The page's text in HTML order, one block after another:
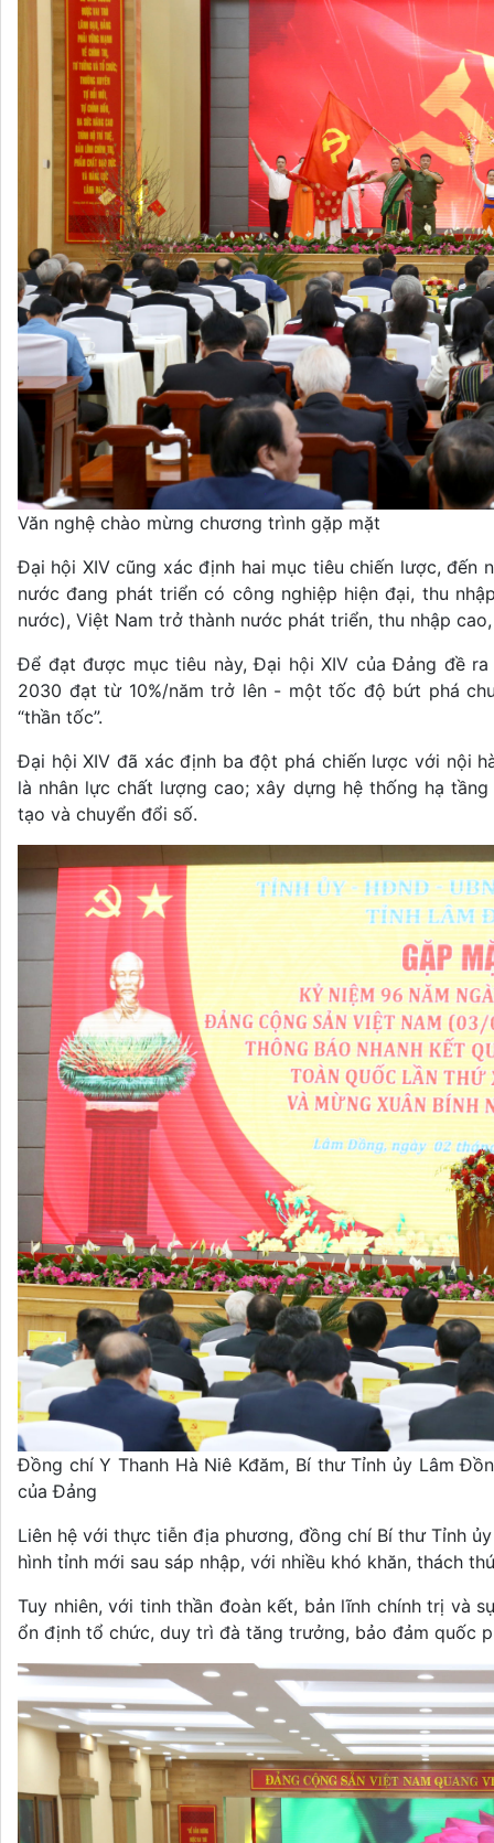
Văn nghệ chào mừng chương trình gặp mặt
Đại hội XIV cũng xác định hai mục tiêu chiến lược, đến
nước đang phát triển có công nghiệp hiện đại, thu
nước), Việt Nam trở thành nước phát triển, thu nhập
Để đạt được mục tiêu này, Đại hội XIV của Đảng đề
2030 đạt từ 10%/năm trở lên - một tốc độ bứt phá
“thần tốc”.
Đại hội XIV đã xác định ba đột phá chiến lược với nội
là nhân lực chất lượng cao; xây dựng hệ thống hạ
tạo và chuyển đổi số.
Đồng chí Y Thanh Hà Niê Kđăm, Bí thư Tỉnh ủy Lâm
của Đảng
Liên hệ với thực tiễn địa phương, đồng chí Bí thư Tỉnh
hình tỉnh mới sau sáp nhập, với nhiều khó khăn, thách
Tuy nhiên, với tinh thần đoàn kết, bản lĩnh chính trị và
ổn định tổ chức, duy trì đà tăng trưởng, bảo đảm quốc